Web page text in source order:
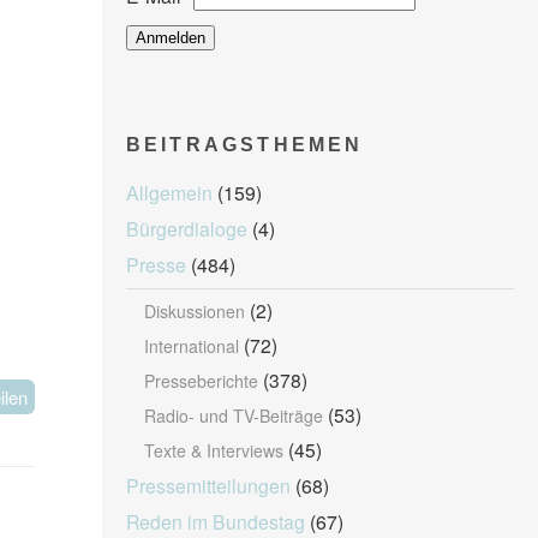
BEITRAGSTHEMEN
Allgemein (159)
Bürgerdialoge (4)
Presse (484)
Diskussionen (2)
International (72)
Presseberichte (378)
Radio- und TV-Beiträge (53)
Texte & Interviews(45)
Pressemitteilungen (68)
Reden im Bundestag (67)